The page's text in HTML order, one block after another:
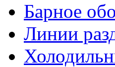
Барное
Линии